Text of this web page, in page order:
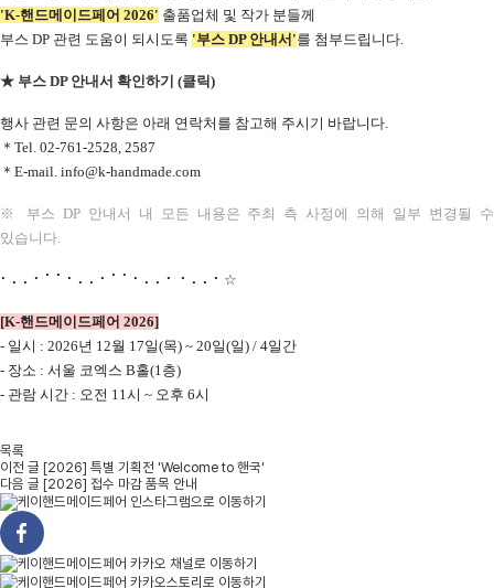
'K-핸드메이드페어 2026' 출품업체 및 작가 분들께
부스 DP 관련 도움이 되시도록 '부스 DP 안내서'를 첨부드립니다.
★ 부스 DP 안내서 확인하기 (클릭)
행사 관련 문의 사항은 아래 연락처를 참고해 주시기 바랍니다.
＊Tel. 02-761-2528, 2587
＊ E-mail. info@k-handmade.com
※ 부스 DP 안내서 내 모든 내용은 주최 측 사정에 의해 일부 변경될 수
있습니다.
⠂⠄⠄⠂⠁⠁⠂⠄⠄⠂⠁⠁⠂⠄⠄⠂ ⠂⠄⠄⠂☆
[K-핸드메이드페어 2026]
- 일시 : 2026년 12월 17일(목) ~ 20일(일) / 4일간
- 장소 : 서울 코엑스 B홀(1층)
- 관람 시간 : 오전 11시 ~ 오후 6시
목록
이전 글 [2026] 특별 기획전 'Welcome to 핸국'
다음 글 [2026] 접수 마감 품목 안내